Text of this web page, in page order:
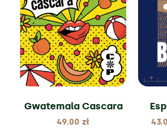
Gwatemala Cascara
49.00 zł